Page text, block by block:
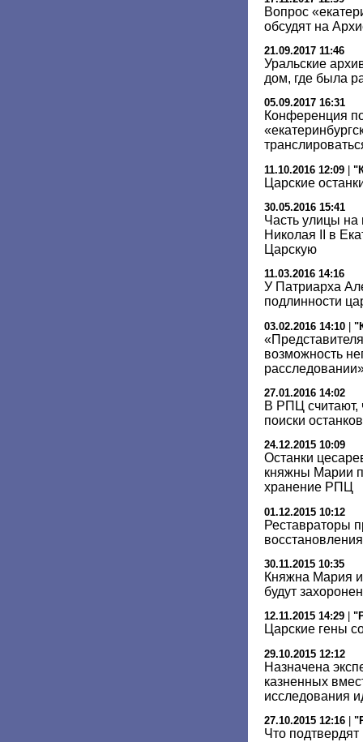
Вопрос
обсудят на
21.09.2017 11:46
Уральские
дом, где была
05.09.2017 16:31
Конференция
11.10.2016 12:09
Царские
30.05.2016 15:41
Часть улицы на
Николая II в
Царскую
11.03.2016 14:16
У Патриарха
подлинности
03.02.2016 14:10
возможность
27.01.2016 14:02
В РПЦ считают,
поиски
24.12.2015 10:09
Останки
княжны Марии
хранение РПЦ
01.12.2015 10:12
Реставраторы
30.11.2015 10:35
Княжна Мария
будут
12.11.2015 14:29
Царские гены
29.10.2015 12:12
Назначена
казненных
исследования
27.10.2015 12:16
Что